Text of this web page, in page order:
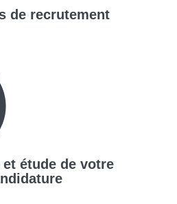
de recrutement
étude de votre